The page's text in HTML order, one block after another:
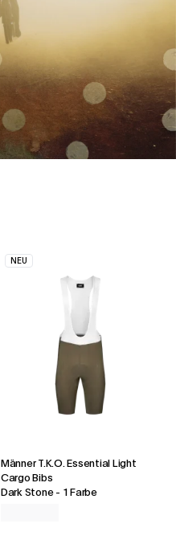
NEU
Männer T.K.O. Essential Light
Cargo Bibs
Dark Stone- 1 Farbe